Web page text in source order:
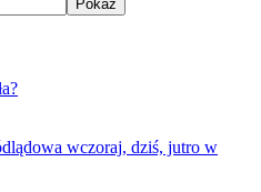
Pokaż
wczoraj, dziś, jutro w